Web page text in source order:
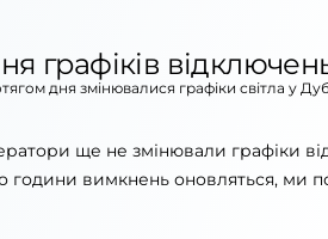
графіків
дня змінювалися графіки світла у
ще не змінювали графіки
години вимкнень оновляться, ми